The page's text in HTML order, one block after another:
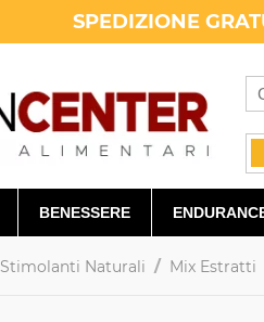
SPEDIZIONE
BENESSERE
Stimolanti Naturali / Mix Estratti